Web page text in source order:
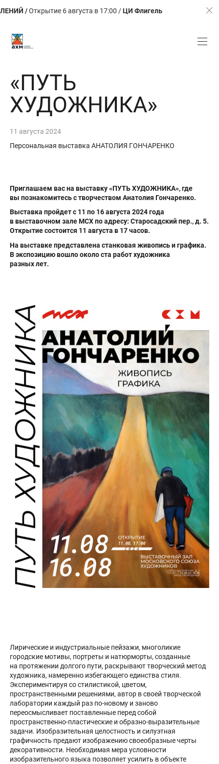
6 августа в 17:00 /ЦИ Флигель ЛЕТО.
«ПУТЬ
ХУДОЖНИКА»
11 августа 2024
Персональная выставка АНАТОЛИЯ ГОНЧАРЕНКО
Приглашаем вас на выставку «ПУТЬ ХУДОЖНИКА», где
вы познакомитесь с творчеством Анатолия Гончаренко.
Выставка пройдет с 11 по 16 августа 2024 года
в выставочном зале МСХ по адресу: Старосадский пер., д. 5.
Открытие состоится 11 августа в 17 часов.
На выставке представлена станковая живопись и графика.
В экспозицию вошло около ста работ художника
разных лет.
Лирические и индустриальные пейзажи, многоликие
городские мотивы, портреты и натюрморты, созданные
на протяжении долгого пути, раскрывают творческий метод
художника, намеренно избегающего единства стиля.
Экспериментируя со стилистикой, цветом,
пространственными решениями, автор в своей творческой
лаборатории каждый раз по-новому и заново
переосмысливает поставленные перед собой
пространственно-пластические и образно-выразительные
задачи. Изобразительная целостность и силуэтная
графичность предают изображению своеобразные черты
декоративности. Необходимая мера условности
изобразительного языка позволяет усилить в объекте